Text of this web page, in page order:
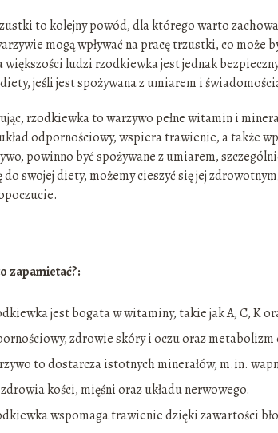
to kolejny powód, dla którego warto
mogą wpływać na pracę trzustki, co
większości ludzi rzodkiewka jest jednak
jeśli jest spożywana z umiarem i
rzodkiewka to warzywo pełne witamin i
odpornościowy, wspiera trawienie, a także
powinno być spożywane z umiarem,
swojej diety, możemy cieszyć się jej
zapamietać?:
jest bogata w witaminy, takie jak A, C, K
zdrowie skóry i oczu oraz metabolizm
to dostarcza istotnych minerałów, m.in.
kości, mięśni oraz układu nerwowego.
wspomaga trawienie dzięki zawartości